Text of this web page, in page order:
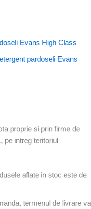
Evans High Class
pardoseli Evans
proprie si prin firme de
pe intreg teritoriul
aflate in stoc este de
termenul de livrare va